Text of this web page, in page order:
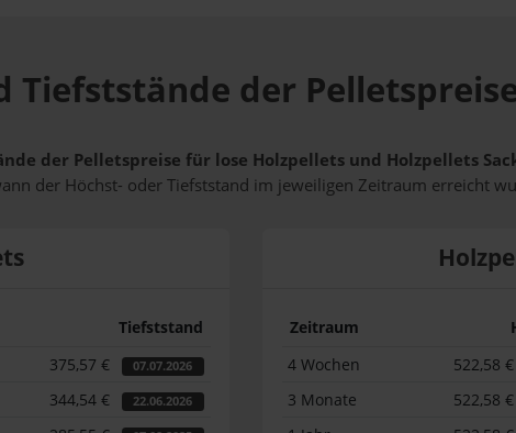
Tiefststände der
der Pelletspreise für lose Holzpellets und Holzpellets
der Höchst- oder Tiefststand im jeweiligen Zeitraum erreicht
Tiefststand
375,57 € 07.07.2026
344,54 € 22.06.2026
Zeitraum
4 Wochen
522,58 €
3 Monate 522,58 €